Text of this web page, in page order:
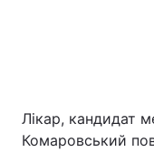
Лікар, кандидат
Комаровський